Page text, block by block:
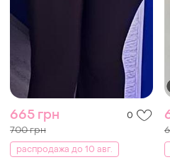
665 грн 0
700 грн
распродажа до 10 авг.